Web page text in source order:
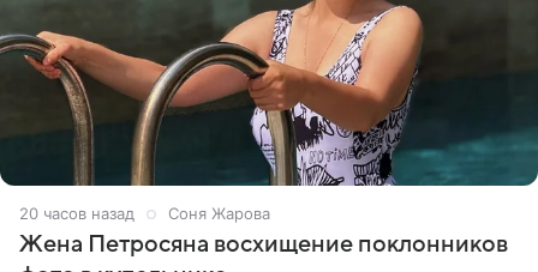
20 часов назад Соня Жарова
Жена Петросяна восхищение поклонников